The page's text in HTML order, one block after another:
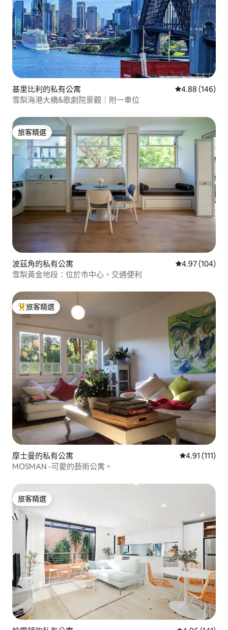
基里比利的私有公寓 從 146 則評價
4.88 (146)
雪梨海港大橋&歌劇院景觀｜附一車位
旅客精選
旅客精選
波茲角的私有公寓 從 104 則評價
4.97 (104)
雪梨黃金地段：位於市中心，交通便利
旅客精選榜首
旅客精選
摩士曼的私有公寓 從 111 則評價
4.91 (111)
MOSMAN -可愛的藝術公寓。
旅客精選
旅客精選